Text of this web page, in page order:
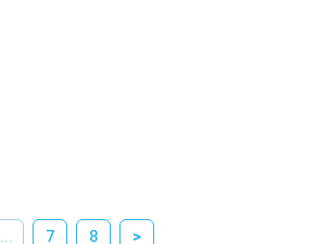
... 7 8 >